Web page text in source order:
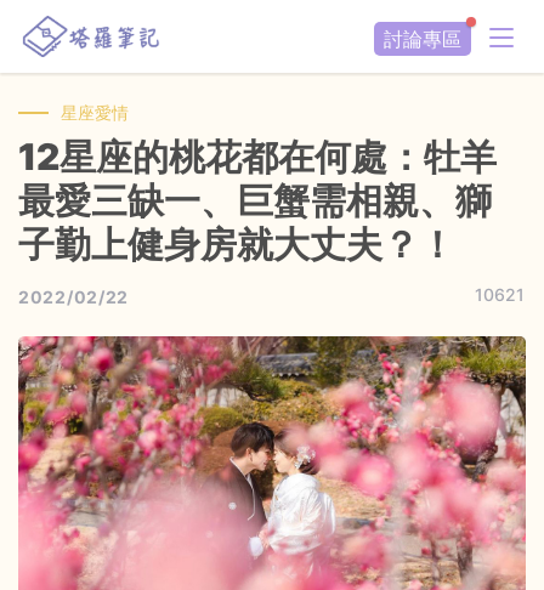
討論專區
星座愛情
12星座的桃花都在何處：牡羊
最愛三缺一、巨蟹需相親、獅
子勤上健身房就大丈夫？！
2022/02/22 10621